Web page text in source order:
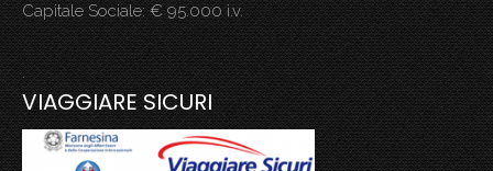
Capitale Sociale: € 95.000 i.v.
.
VIAGGIARE SICURI